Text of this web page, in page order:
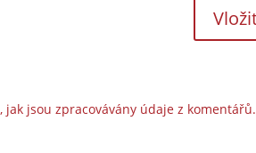
jak jsou zpracovávány údaje z komentářů.